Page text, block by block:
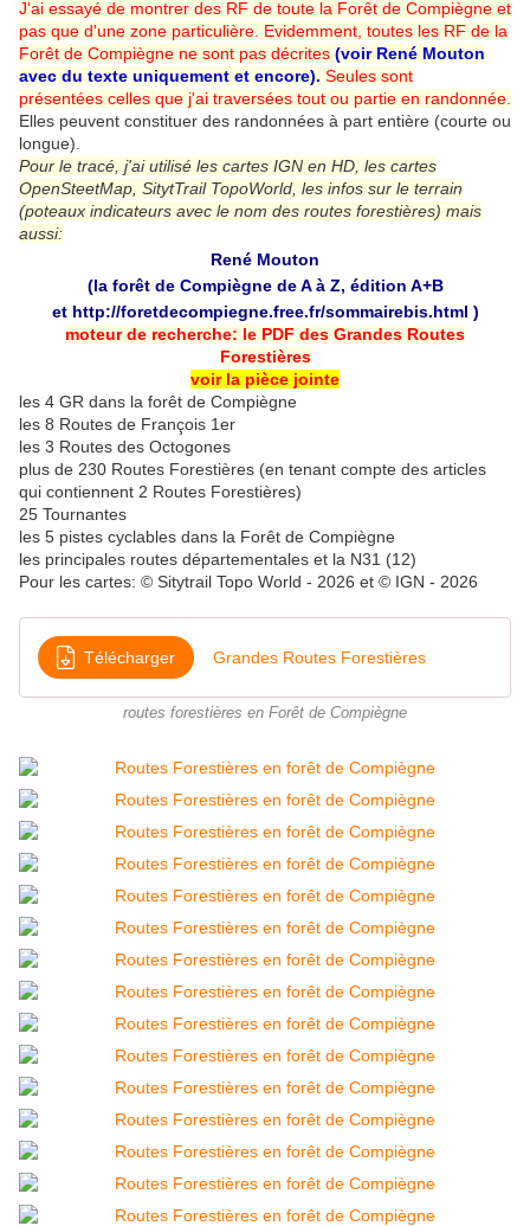
J'ai essayé de montrer des RF de toute la Forêt de Compiègne et
pas que d'une zone particulière. Evidemment, toutes les RF de la
Forêt de Compiègne ne sont pas décrites (voir René Mouton
avec du texte uniquement et encore). Seules sont
présentées celles que j'ai traversées tout ou partie en randonnée.
Elles peuvent constituer des randonnées à part entière (courte ou
longue).
Pour le tracé, j'ai utilisé les cartes IGN en HD, les cartes
OpenSteetMap, SitytTrail TopoWorld, les infos sur le terrain
(poteaux indicateurs avec le nom des routes forestières) mais
aussi:
René Mouton
(la forêt de Compiègne de A à Z, édition A+B
et http://foretdecompiegne.free.fr/sommairebis.html )
moteur de recherche: le PDF des Grandes Routes
Forestières
voir la pièce jointe
les 4 GR dans la forêt de Compiègne
les 8 Routes de François 1er
les 3 Routes des Octogones
plus de 230 Routes Forestières (en tenant compte des articles
qui contiennent 2 Routes Forestières)
25 Tournantes
les 5 pistes cyclables dans la Forêt de Compiègne
les principales routes départementales et la N31 (12)
Pour les cartes: © Sitytrail Topo World - 2026 et © IGN - 2026
Télécharger Grandes Routes Forestières
routes forestières en Forêt de Compiègne